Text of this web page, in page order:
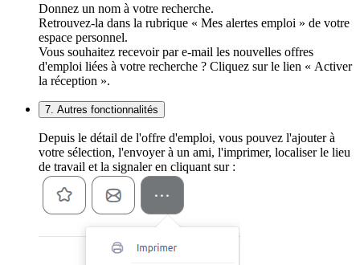
Donnez un nom à votre recherche.
Retrouvez-la dans la rubrique « Mes alertes emploi » de votre
espace personnel.
Vous souhaitez recevoir par e-mail les nouvelles offres
d'emploi liées à votre recherche ? Cliquez sur le lien « Activer
la réception ».
7. Autres fonctionnalités
Depuis le détail de l'offre d'emploi, vous pouvez l'ajouter à
votre sélection, l'envoyer à un ami, l'imprimer, localiser le lieu
de travail et la signaler en cliquant sur :